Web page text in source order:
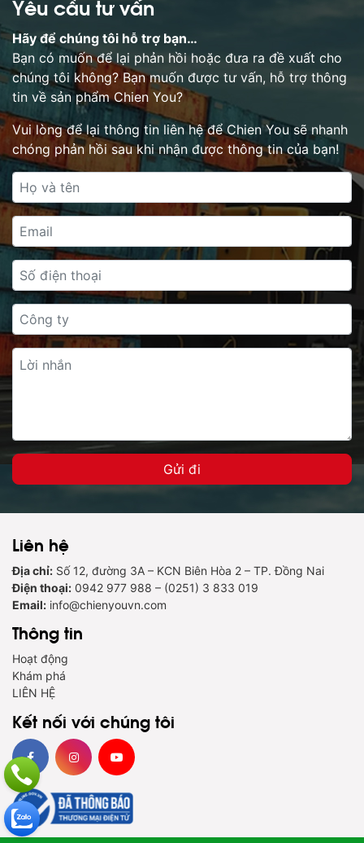
Yêu cầu tư vấn
Hãy để chúng tôi hỗ trợ bạn…
Bạn có muốn để lại phản hồi hoặc đưa ra đề xuất cho
chúng tôi không? Bạn muốn được tư vấn, hỗ trợ thông
tin về sản phẩm Chien You?
Vui lòng để lại thông tin liên hệ để Chien You sẽ nhanh
chóng phản hồi sau khi nhận được thông tin của bạn!
Liên hệ
Địa chỉ: Số 12, đường 3A – KCN Biên Hòa 2 – TP. Đồng Nai
Điện thoại: 0942 977 988 – (0251) 3 833 019
Email: info@chienyouvn.com
Thông tin
Hoạt động
Khám phá
LIÊN HỆ
Kết nối với chúng tôi